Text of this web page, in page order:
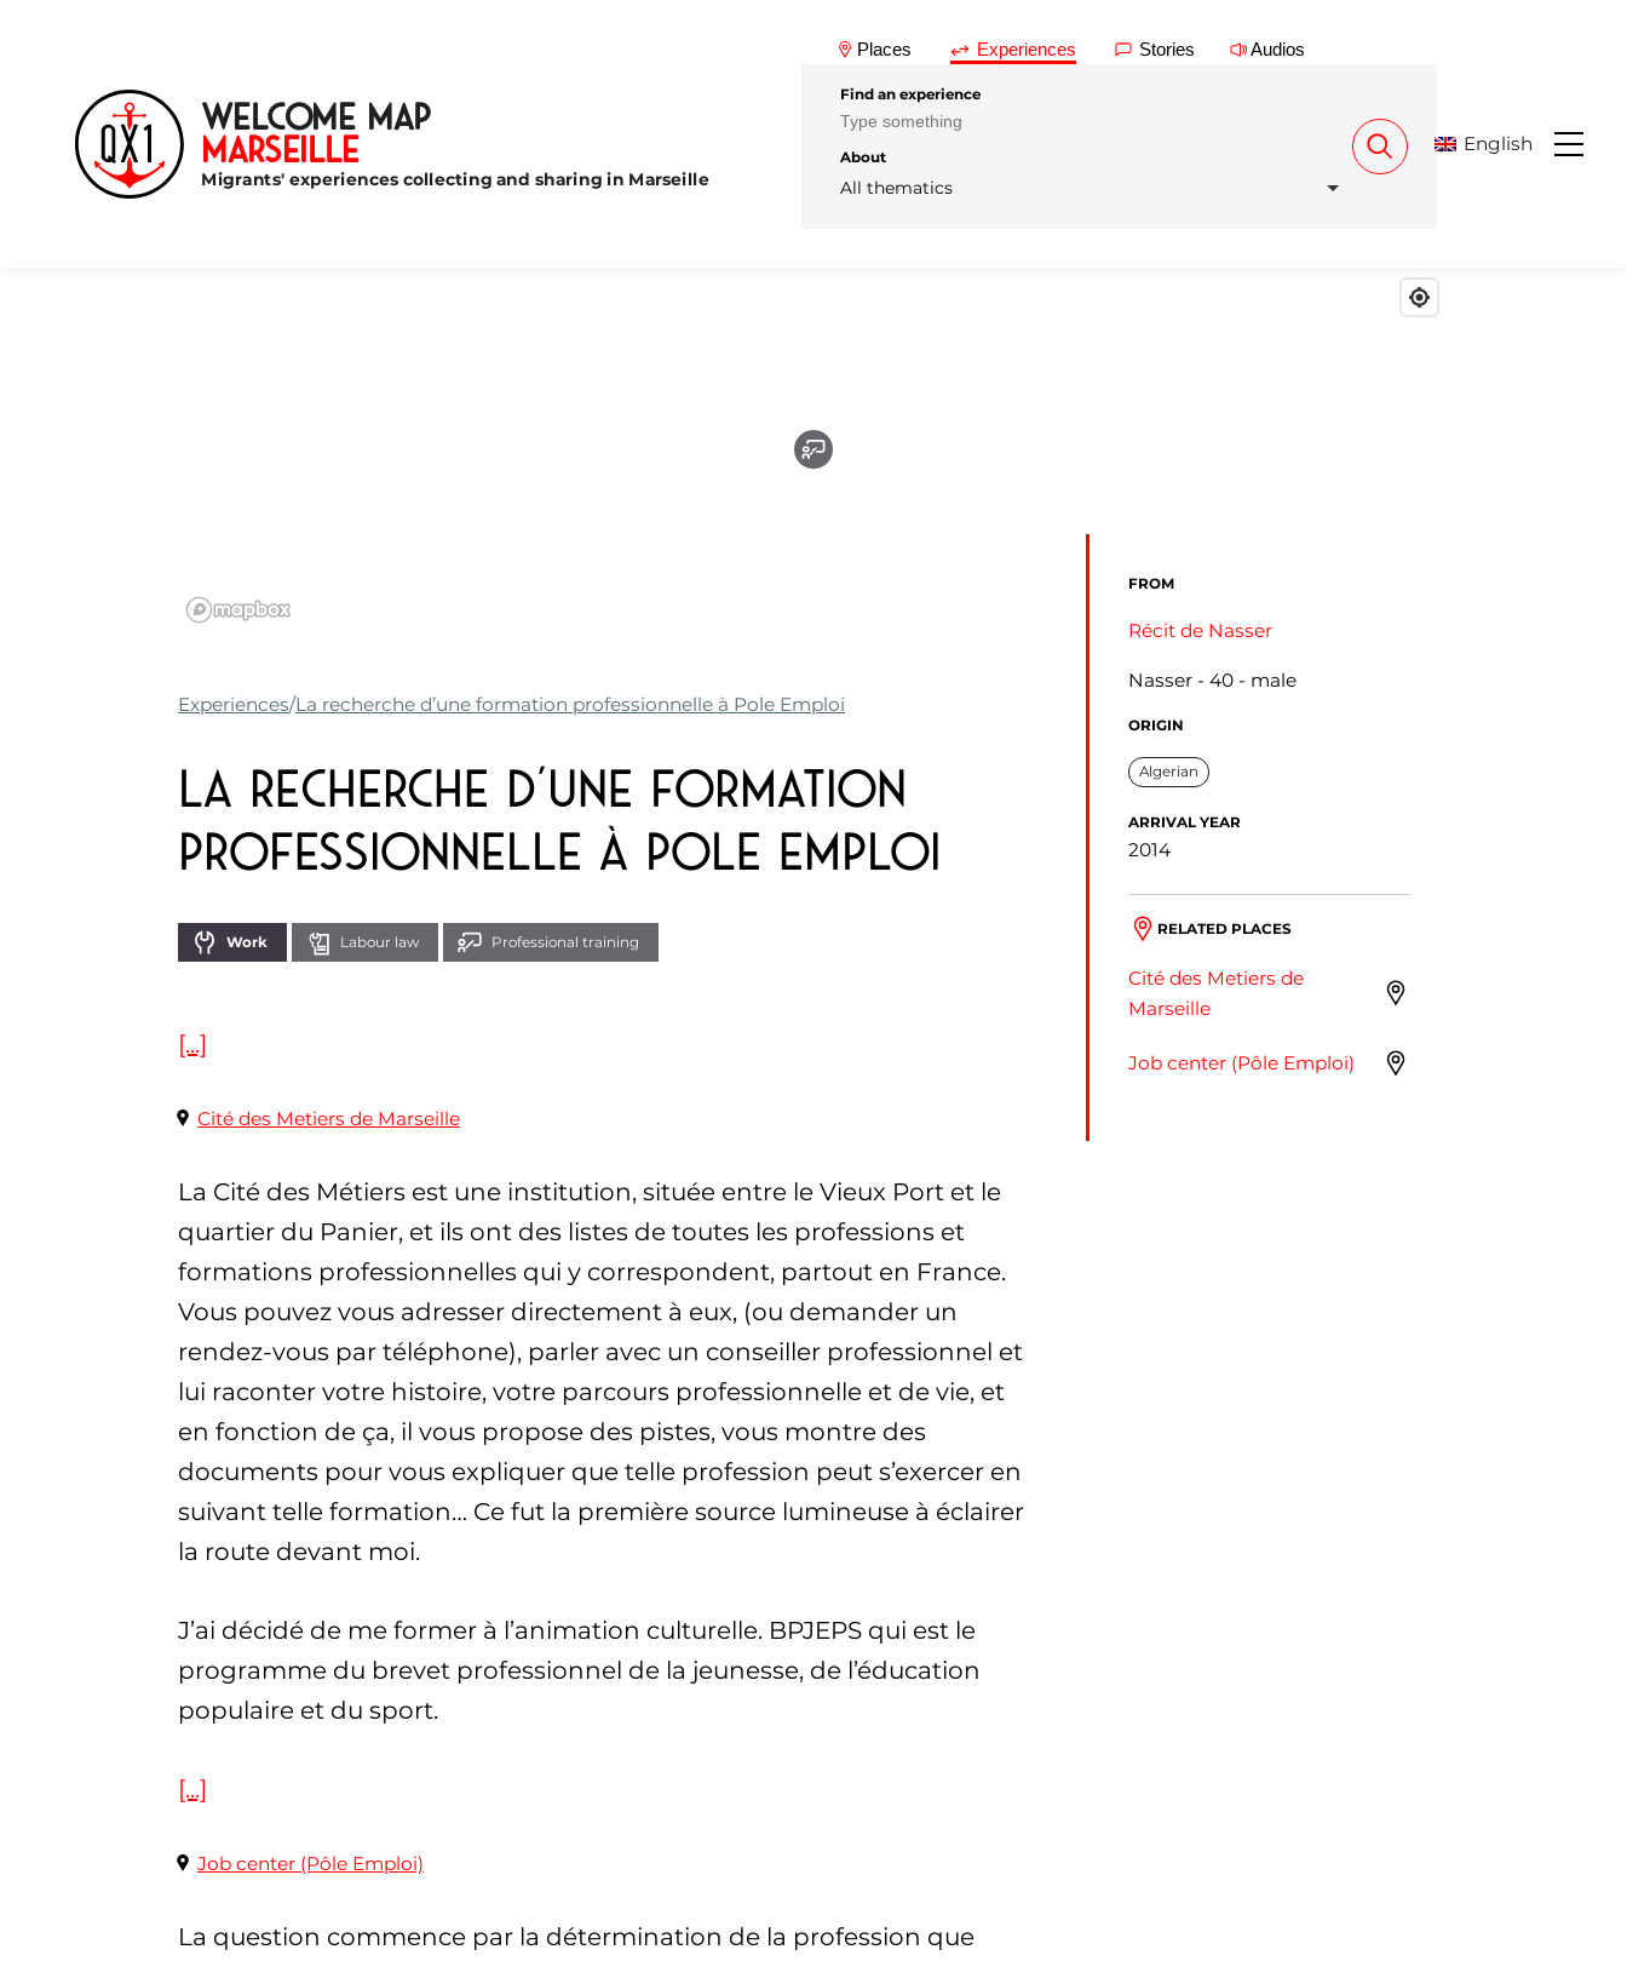
Welcome Map
Marseille
Migrants' experiences collecting and sharing in Marseille
Places Experiences Stories Audios
Find an experience
About
All thematics
English
Experiences La recherche d’une formation professionnelle à Pole Emploi
La recherche d’une formation
professionnelle à Pole Emploi
Work Labour law Professional training
[...]
Cité des Metiers de Marseille
La Cité des Métiers est une institution, située entre le Vieux Port et le
quartier du Panier, et ils ont des listes de toutes les professions et
formations professionnelles qui y correspondent, partout en France.
Vous pouvez vous adresser directement à eux, (ou demander un
rendez-vous par téléphone), parler avec un conseiller professionnel et
lui raconter votre histoire, votre parcours professionnelle et de vie, et
en fonction de ça, il vous propose des pistes, vous montre des
documents pour vous expliquer que telle profession peut s’exercer en
suivant telle formation… Ce fut la première source lumineuse à éclairer
la route devant moi.
J’ai décidé de me former à l’animation culturelle. BPJEPS qui est le
programme du brevet professionnel de la jeunesse, de l’éducation
populaire et du sport.
[...]
Job center (Pôle Emploi)
La question commence par la détermination de la profession que
FROM
Récit de Nasser
Nasser 40 male
ORIGIN
Algerian
ARRIVAL YEAR
2014
RELATED PLACES
Cité des Metiers de
Marseille
Job center (Pôle Emploi)